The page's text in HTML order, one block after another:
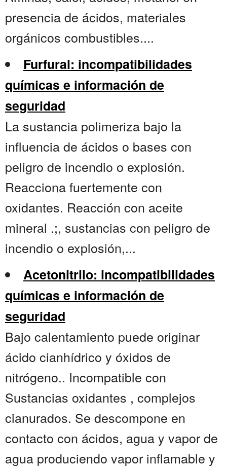
presencia de ácidos, materiales
orgánicos combustibles....
Furfural: incompatibilidades
químicas e información de
seguridad
La sustancia polimeriza bajo la
influencia de ácidos o bases con
peligro de incendio o explosión.
Reacciona fuertemente con
oxidantes. Reacción con aceite
mineral .;, sustancias con peligro de
incendio o explosión,...
Acetonitrilo: incompatibilidades
químicas e información de
seguridad
Bajo calentamiento puede originar
ácido cianhídrico y óxidos de
nitrógeno.. Incompatible con
Sustancias oxidantes , complejos
cianurados. Se descompone en
contacto con ácidos, agua y vapor de
agua produciendo vapor inflamable y